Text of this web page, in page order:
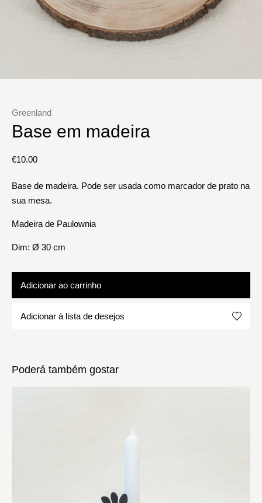
Greenland
Base em madeira
€10.00
Base de madeira. Pode ser usada como marcador de prato na
sua mesa.
Madeira de Paulownia
Dim: Ø 30 cm
Adicionar ao carrinho
Adicionar à lista de desejos
Poderá também gostar